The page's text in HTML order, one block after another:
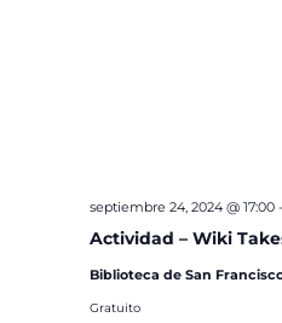
Actividad – Wiki
septiembre 24, 2024 @ 17:00-
Biblioteca de San
Gratuito